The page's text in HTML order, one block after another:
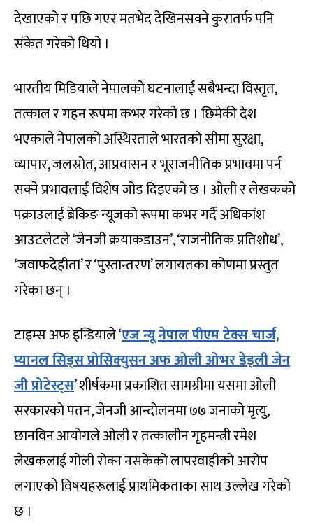
देखाएको र पछि गएर मतभेद देखिनसक्ने कुरातर्फ पनि
संकेत गरेको थियो ।
भारतीय मिडियाले नेपालको घटनालाई सबैभन्दा विस्तृत,
तत्काल र गहन रूपमा कभर गरेको छ । छिमेकी देश
भएकाले नेपालको अस्थिरताले भारतको सीमा सुरक्षा,
व्यापार, जलस्रोत, आप्रवासन र भूराजनीतिक प्रभावमा पर्न
सक्ने प्रभावलाई विशेष जोड दिइएको छ । ओली र लेखकको
पक्राउलाई ब्रेकिङ न्यूजको रूपमा कभर गर्दै अधिकांश
आउटलेटले ‘जेनजी क्रयाकडाउन’, ‘राजनीतिक प्रतिशोध’,
‘जवाफदेहीता’ र ‘पुस्तान्तरण’ लगायतका कोणमा प्रस्तुत
गरेका छन् ।
टाइम्स अफ इन्डियाले ‘एज न्यू नेपाल पीएम टेक्स चार्ज,
प्यानल सिड्स प्रोसिक्युसन अफ ओली ओभर डेड्ली जेन
जी प्रोटेस्ट्स’ शीर्षकमा प्रकाशित सामग्रीमा यसमा ओली
सरकारको पतन, जेनजी आन्दोलनमा ७७ जनाको मृत्यु,
छानविन आयोगले ओली र तत्कालीन गृहमन्त्री रमेश
लेखकलाई गोली रोक्न नसकेको लापरवाहीको आरोप
लगाएको विषयहरूलाई प्राथमिकताका साथ उल्लेख गरेको
छ ।